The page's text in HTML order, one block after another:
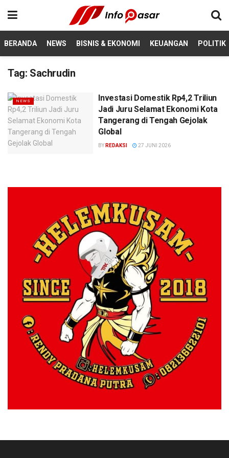
BERANDA NEWS BISNIS & EKONOMI KEUANGAN POLITIK
Tag: Sachrudin
NEWS
Investasi Domestik Rp4,2 Triliun
Jadi Juru Selamat Ekonomi Kota
Tangerang di Tengah Gejolak
Global
BY REDAKSI 27 JUNI 2026